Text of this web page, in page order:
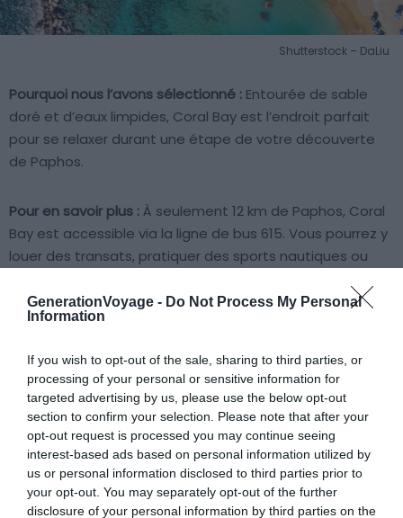
GenerationVoyage - Do Not Process My Personal
Information
If you wish to opt-out of the sale, sharing to third parties, or
processing of your personal or sensitive information for
targeted advertising by us, please use the below opt-out
section to confirm your selection. Please note that after your
opt-out request is processed you may continue seeing
interest-based ads based on personal information utilized by
us or personal information disclosed to third parties prior to
your opt-out. You may separately opt-out of the further
disclosure of your personal information by third parties on the
Shutterstock – DaLiu
Pourquoi nous l’avons sélectionné : Entourée de sable
doré et d’eaux limpides, Coral Bay est l’endroit parfait
pour se relaxer durant une étape de votre découverte
de Paphos.
Pour en savoir plus :À seulement 12 km de Paphos, Coral
Bay est accessible via la ligne de bus 615. Vous pourrez y
louer des transats, pratiquer des sports nautiques ou
l’expérience, les bars et restaurants alentour permettent
de déguster des spécialités locales entre deux
familles que les couples ou groupes d’amis en quête de
tranquillité.
Infos pratiques sur Coral Bay
📍 Adresse: Coral Bay, Cyprus (Voir surGoogle
Maps)